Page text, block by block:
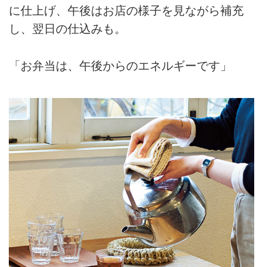
に仕上げ、午後はお店の様子を見ながら補充
し、翌日の仕込みも。
「お弁当は、午後からのエネルギーです」